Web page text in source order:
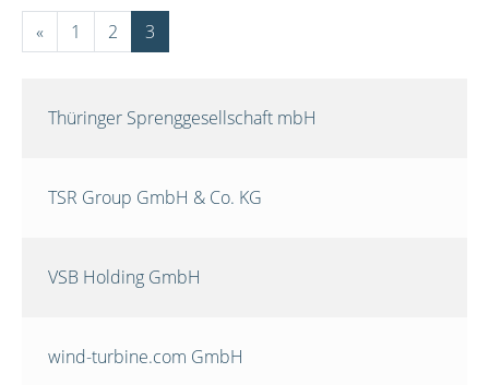
« 1 2 3
Thüringer Sprenggesellschaft mbH
TSR Group GmbH & Co. KG
VSB Holding GmbH
wind-turbine.com GmbH